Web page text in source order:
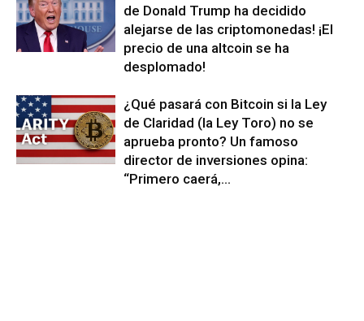
de Donald Trump ha decidido
alejarse de las criptomonedas! ¡El
precio de una altcoin se ha
desplomado!
¿Qué pasará con Bitcoin si la Ley
de Claridad (la Ley Toro) no se
aprueba pronto? Un famoso
director de inversiones opina:
“Primero caerá,...